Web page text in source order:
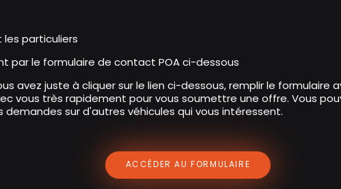
particuliers
par le formulaire de contact POA ci-dessous
avez juste à cliquer sur le lien ci-dessous, remplir le formulaire
vous très rapidement pour vous soumettre une offre. Vous
demandes sur d'autres véhicules qui vous intéressent.
ACCÉDER AU FORMULAIRE